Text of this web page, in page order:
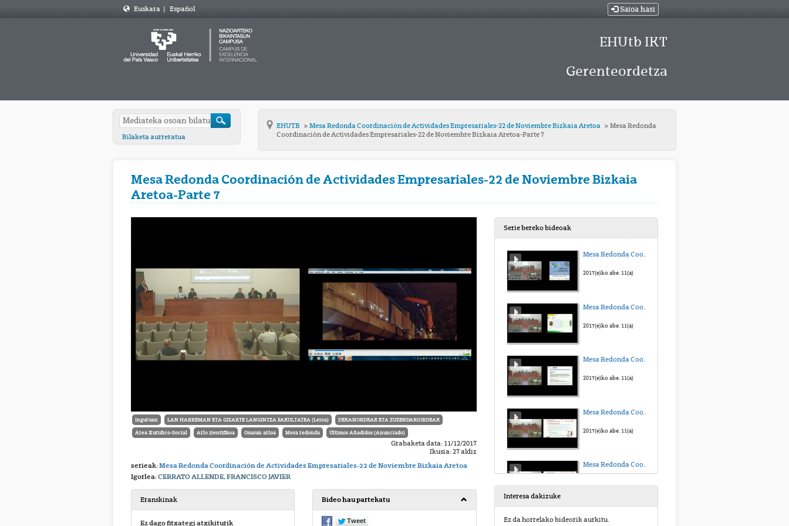
Euskara | Español Saioa hasi
EHUtb IKT
Gerenteordetza
Bilaketa aurreratua
EHUTB Mesa Redonda Coordinación de Actividades Empresariales-22 de Noviembre Bizkaia Aretoa
Mesa Redonda
Coordinación de Actividades Empresariales-22 de Noviembre Bizkaia Aretoa-Parte 7
Mesa Redonda Coordinación de Actividades Empresariales-22 de Noviembre Bizkaia
Aretoa-Parte 7
Inguruan LAN HARREMAN ETA GIZARTE LANGINTZA FAKULTATEA (Leioa) DEKANORDEAK ETA ZUZENDARIORDEAK
Área Xurídico-Social Arlo zientifikoa Osasun arloa Mesa redonda Últimos Añadidos (Anunciado)
Grabaketa data: 11/12/2017
Ikusia: 27 aldiz
serieak:Mesa Redonda Coordinación de Actividades Empresariales-22 de Noviembre Bizkaia Aretoa
Igorlea:CERRATO ALLENDE, FRANCISCO JAVIER
Eranskinak
Ez dago fitxategi atxikiturik
Bideo hau partekatu
Serie bereko bideoak
Mesa Redonda Coordinación de Actividades Empresariales-22 de Noviembre Bizkaia Aretoa-Parte 1
2017(e)ko abe. 11(a)
Mesa Redonda Coordinación de Actividades Empresariales-22 de Noviembre Bizkaia Aretoa-Parte 2
2017(e)ko abe. 11(a)
Mesa Redonda Coordinación de Actividades Empresariales-22 de Noviembre Bizkaia Aretoa-Parte 3
2017(e)ko abe. 11(a)
Mesa Redonda Coordinación de Actividades Empresariales-22 de Noviembre Bizkaia Aretoa-Parte 4
2017(e)ko abe. 11(a)
Mesa Redonda Coordinación de Actividades Empresariales-22 de Noviembre Bizkaia Aretoa-Parte 5
Interesa dakizuke
Ez da horrelako bideorik aurkitu.